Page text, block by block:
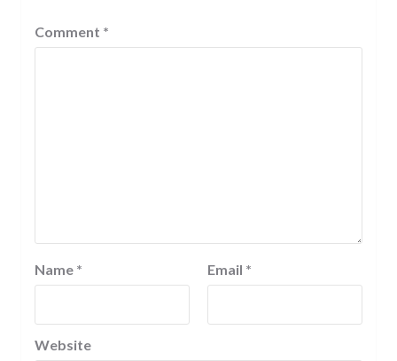
Comment *
Name * Email *
Website